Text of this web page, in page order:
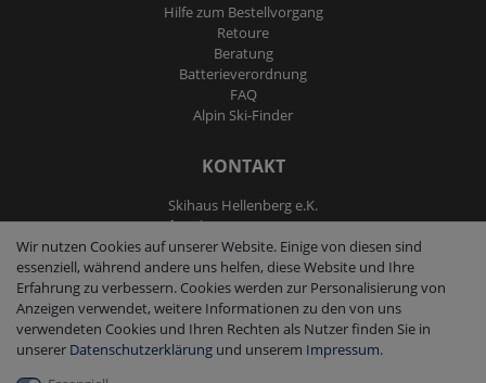
Hilfe zum Bestellvorgang
Retoure
Beratung
Batterieverordnung
FAQ
Alpin Ski-Finder
KONTAKT
Skihaus Hellenberg e.K.
Tel: +4933855200795
Fax: +4933855200793
kontakt@ski-andmore.de
Wir nutzen Cookies auf unserer Website. Einige von diesen sind
essenziell, während andere uns helfen, diese Website und Ihre
Erfahrung zu verbessern. Cookies werden zur Personalisierung von
Anzeigen verwendet, weitere Informationen zu den von uns
verwendeten Cookies und Ihren Rechten als Nutzer finden Sie in
unserer Daten­schutz­erklärung und unserem Impressum.